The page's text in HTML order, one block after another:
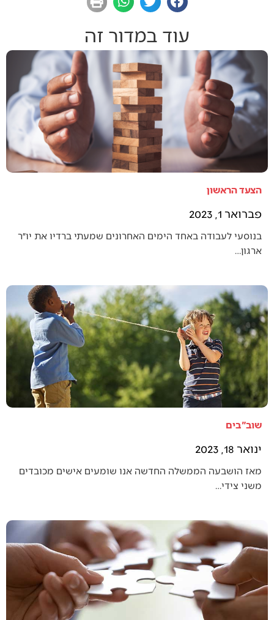
עוד במדור זה
הצעד הראשון
פברואר 1, 2023
בנוסעי לעבודה באחד הימים האחרונים שמעתי ברדיו את יו״ר
ארגון…
שוב"בים
ינואר 18, 2023
מאז הושבעה הממשלה החדשה אנו שומעים אישים מכובדים
משני צידי…